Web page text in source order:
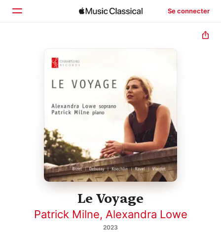
Se connecter
Parcourir
Rechercher
Le Voyage
Patrick Milne, Alexandra Lowe
2023